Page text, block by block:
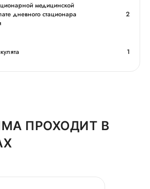
медицинской
дневного стационара
2
1
ПРОХОДИТ В